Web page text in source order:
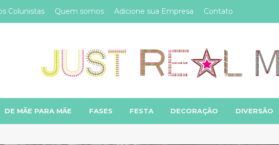
Colunistas Quem somos Adicione sua Empresa Contato
DE MÃE PARA MÃE FASES FESTA DECORAÇÃO DIVERSÃO